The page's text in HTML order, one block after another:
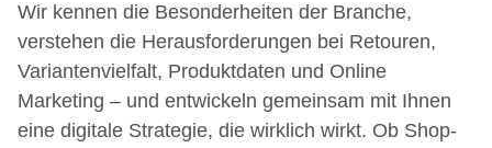
Wir kennen die Besonderheiten der Branche,
verstehen die Herausforderungen bei Retouren,
Variantenvielfalt, Produktdaten und Online
Marketing – und entwickeln gemeinsam mit Ihnen
eine digitale Strategie, die wirklich wirkt. Ob Shop-